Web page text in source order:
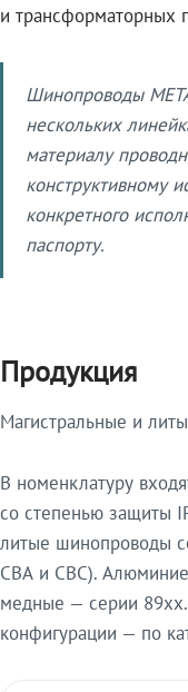
и трансформаторных
Шинопроводы
нескольких
материалу
конструктивному
конкретного
паспорту.
Продукция
Магистральные и
В номенклатуру
со степенью защиты
литые шинопроводы
СВА и СВС).
медные — серии
конфигурации — по